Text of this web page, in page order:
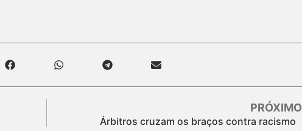
PRÓXIMO
Árbitros cruzam os braços contra racismo